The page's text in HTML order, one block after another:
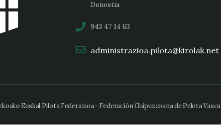
Donostia
943 47 14 63
administrazioa.pilota@kirolak.net
Euskal Pilota Federazioa - Federación Guipuzcoana de Pelota Vasca